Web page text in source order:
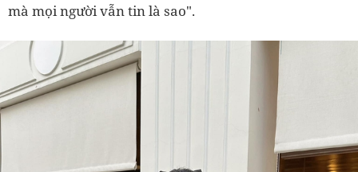
mà mọi người vẫn tin là sao".